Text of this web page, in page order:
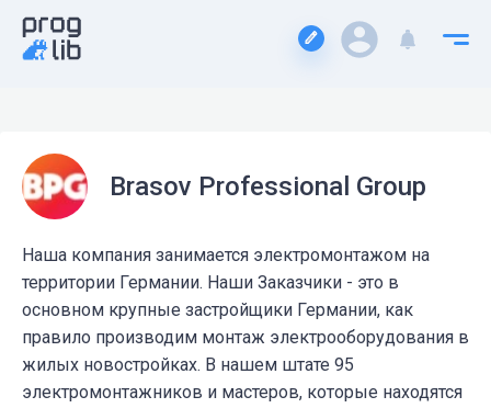
Brasov Professional Group
Наша компания занимается электромонтажом на
территории Германии. Наши Заказчики - это в
основном крупные застройщики Германии, как
правило производим монтаж электрооборудования в
жилых новостройках. В нашем штате 95
электромонтажников и мастеров, которые находятся